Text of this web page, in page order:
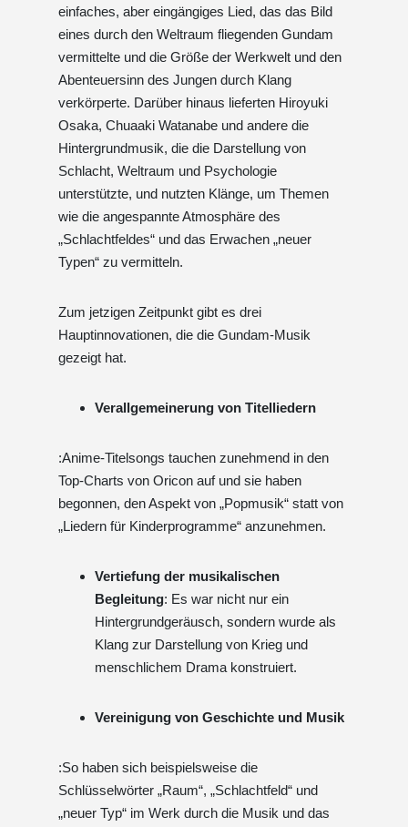
einfaches, aber eingängiges Lied, das das Bild
eines durch den Weltraum fliegenden Gundam
vermittelte und die Größe der Werkwelt und den
Abenteuersinn des Jungen durch Klang
verkörperte. Darüber hinaus lieferten Hiroyuki
Osaka, Chuaaki Watanabe und andere die
Hintergrundmusik, die die Darstellung von
Schlacht, Weltraum und Psychologie
unterstützte, und nutzten Klänge, um Themen
wie die angespannte Atmosphäre des
„Schlachtfeldes“ und das Erwachen „neuer
Typen“ zu vermitteln.
Zum jetzigen Zeitpunkt gibt es drei
Hauptinnovationen, die die Gundam-Musik
gezeigt hat.
Verallgemeinerung von Titelliedern
:Anime-Titelsongs tauchen zunehmend in den
Top-Charts von Oricon auf und sie haben
begonnen, den Aspekt von „Popmusik“ statt von
„Liedern für Kinderprogramme“ anzunehmen.
Vertiefung der musikalischen
Begleitung: Es war nicht nur ein
Hintergrundgeräusch, sondern wurde als
Klang zur Darstellung von Krieg und
menschlichem Drama konstruiert.
Vereinigung von Geschichte und Musik
:So haben sich beispielsweise die
Schlüsselwörter „Raum“, „Schlachtfeld“ und
„neuer Typ“ im Werk durch die Musik und das